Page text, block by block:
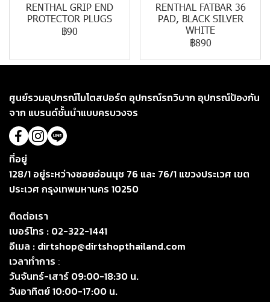
RENTHAL GRIP END
PROTECTOR PLUGS
฿90
RENTHAL FATBAR 36
PAD, BLACK SILVER
WHITE
฿890
ศูนย์รวมอุปกรณ์โมโตสปอร์ต อุปกรณ์รถวิบาก อุปกรณ์ป้องกัน
จาก แบรนด์ชั้นนำแบบครบวงจร
ที่อยู่
128/1 อยู่ระหว่างซอยอ่อนนุช 76 และ 76/1 แขวงประเวศ เขต
ประเวศ กรุงเทพมหานคร 10250
ติดต่อเรา
เบอร์โทร : 02-322-1441
อีเมล : dirtshop@dirtshopthailand.com
เวลาทำการ :
วันจันทร์-เสาร์ 09:00-18:30 น.
วันอาทิตย์ 10:00-17:00 น.